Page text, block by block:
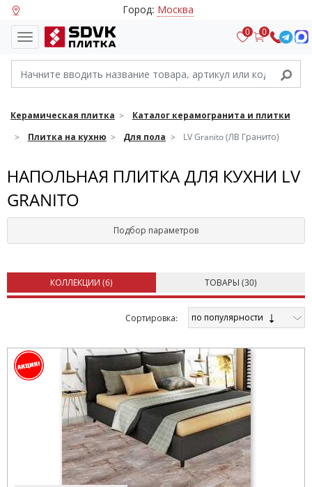
Город: Москва
0 0
Керамическая плитка
Каталог керамогранита и плитки
Плитка на кухню
Для пола LV Granito (ЛВ Гранито)
НАПОЛЬНАЯ ПЛИТКА ДЛЯ КУХНИ LV
GRANITO
Подбор параметров
КОЛЛЕКЦИИ (6) ТОВАРЫ (30)
Cортировка: по популярности